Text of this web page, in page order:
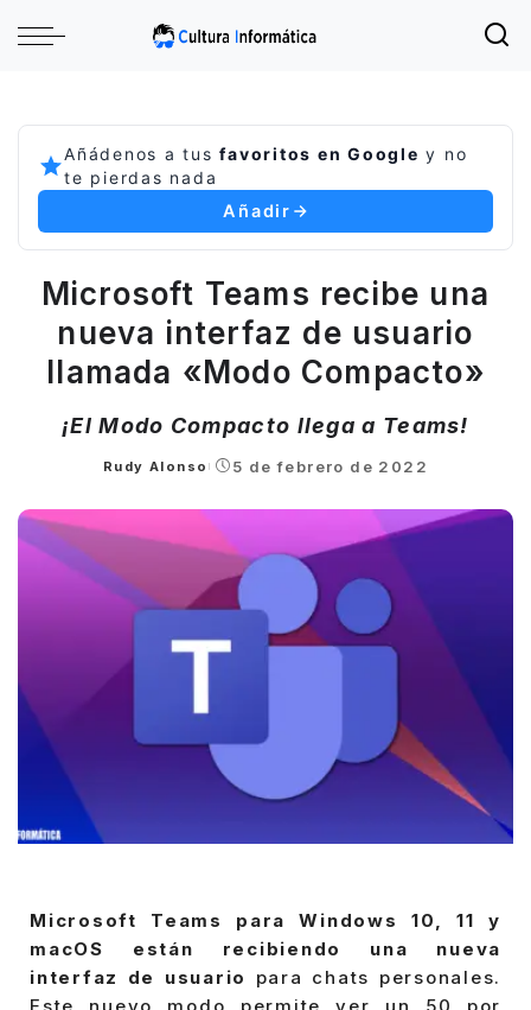
Añádenos a tusfavoritos en Google y no
te pierdas nada
Añadir
Microsoft Teams recibe una
nueva interfaz de usuario
llamada «Modo Compacto»
¡El Modo Compacto llega a Teams!
Posted
Rudy Alonso 5 de febrero de 2022
Microsoft Teams para Windows 10, 11 y
macOS están recibiendo una nueva
interfaz de usuario
para chats personales.